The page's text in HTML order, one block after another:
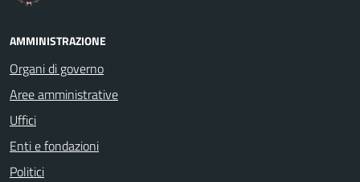
AMMINISTRAZIONE
Organi di governo
Aree amministrative
Uffici
Enti e fondazioni
Politici